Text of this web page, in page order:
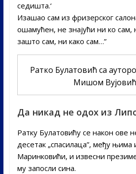
седишта.‘
Изашао сам из фризерског
ошамућен, не знајући ни ко сам,
зашто сам, ни како сам…”
Ратко Булатовић са
Мишом
Да никад не одох из
Ратку Булатовићу се након ове
десетак „спасилаца”, међу њима
Маринковићи, и извесни
му запосли сина.